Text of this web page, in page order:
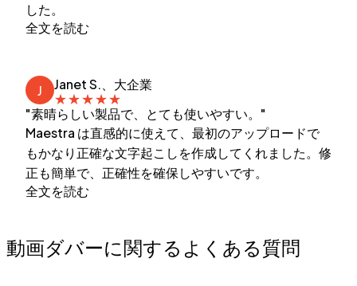
した。
全文を読む
J
Janet S.、大企業
★★★★★
"素晴らしい製品で、とても使いやすい。"
Maestra は直感的に使えて、最初のアップロードで
もかなり正確な文字起こしを作成してくれました。修
正も簡単で、正確性を確保しやすいです。
全文を読む
動画ダバーに関するよくある質問